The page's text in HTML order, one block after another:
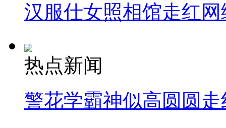
汉服仕女照相馆走红网
热点新闻
警花学霸神似高圆圆走